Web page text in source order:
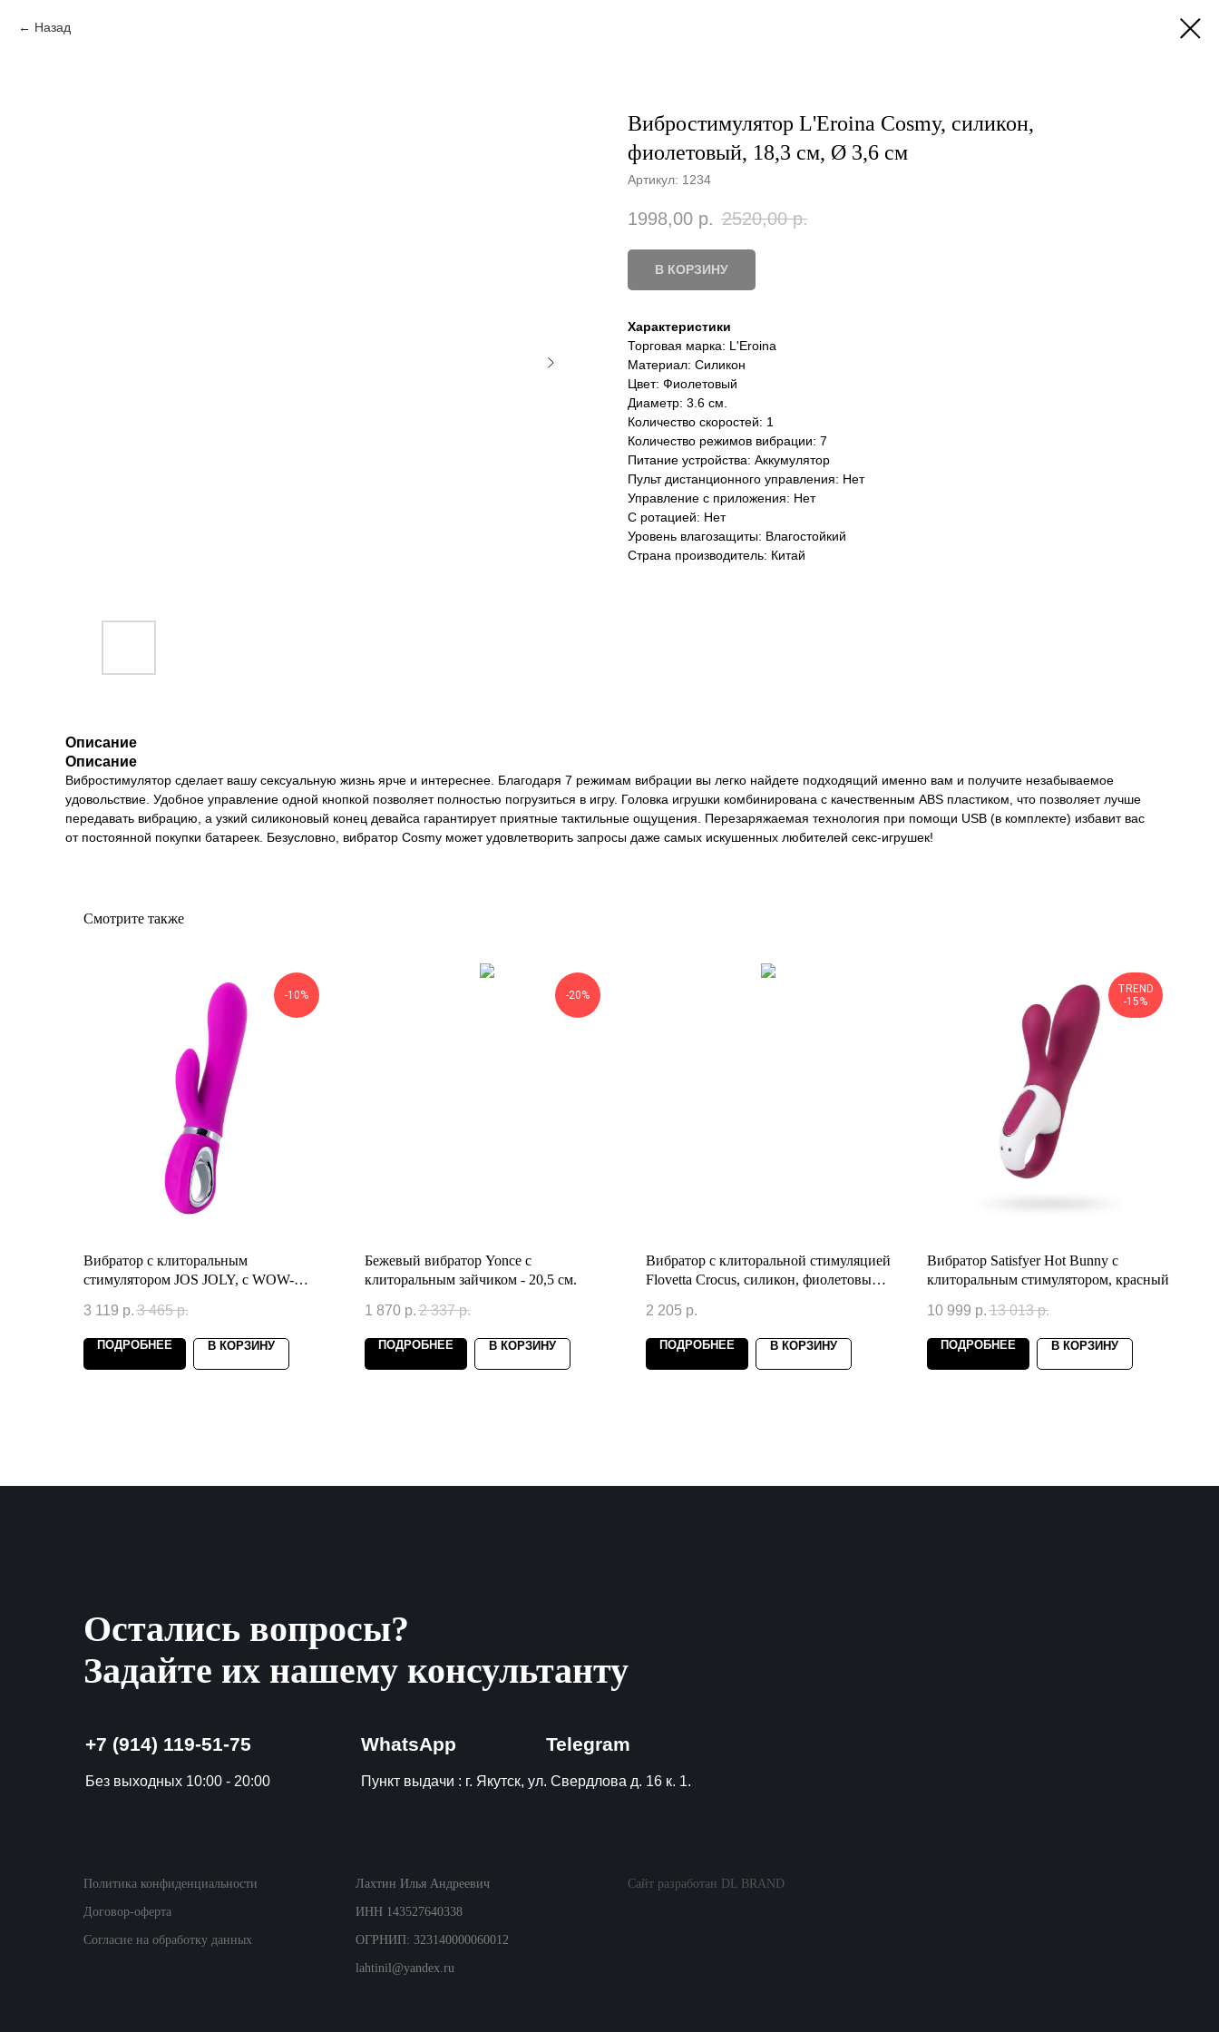
Назад
Вибростимулятор L'Eroina Cosmy, силикон,
фиолетовый, 18,3 см, Ø 3,6 см
Артикул: 1234
1998,00 р. 2520,00 р.
В КОРЗИНУ
Характеристики
Торговая марка: L'Eroina
Материал: Силикон
Цвет: Фиолетовый
Диаметр: 3.6 см.
Количество скоростей: 1
Количество режимов вибрации: 7
Питание устройства: Аккумулятор
Пульт дистанционного управления: Нет
Управление с приложения: Нет
С ротацией: Нет
Уровень влагозащиты: Влагостойкий
Страна производитель: Китай
Описание
Описание
Вибростимулятор сделает вашу сексуальную жизнь ярче и интереснее. Благодаря 7 режимам вибрации вы легко найдете подходящий именно вам и получите незабываемое
удовольствие. Удобное управление одной кнопкой позволяет полностью погрузиться в игру. Головка игрушки комбинирована с качественным ABS пластиком, что позволяет лучше
передавать вибрацию, а узкий силиконовый конец девайса гарантирует приятные тактильные ощущения. Перезаряжаемая технология при помощи USB (в комплекте) избавит вас
от постоянной покупки батареек. Безусловно, вибратор Cosmy может удовлетворить запросы даже самых искушенных любителей секс-игрушек!
Смотрите также
-10%
Вибратор с клиторальным
стимулятором JOS JOLY, с WOW-
см
3 119 р. 3 465 р.
ПОДРОБНЕЕ В КОРЗИНУ
-20%
Бежевый вибратор Yonce с
клиторальным зайчиком - 20,5 см.
1 870 р. 2 337 р.
ПОДРОБНЕЕ В КОРЗИНУ
Вибратор с клиторальной стимуляцией
Flovetta Crocus, силикон, фиолетовый,
2 205 р.
ПОДРОБНЕЕ В КОРЗИНУ
TREND
-15%
Вибратор Satisfyer Hot Bunny с
клиторальным стимулятором, красный
10 999 р. 13 013 р.
ПОДРОБНЕЕ В КОРЗИНУ
Остались вопросы?
Задайте их нашему консультанту
+7 (914) 119-51-75 WhatsApp Telegram
Без выходных 10:00 - 20:00 Пункт выдачи : г. Якутск, ул. Свердлова д. 16 к. 1.
Политика конфиденциальности
Договор-оферта
Согласие на обработку данных
Лахтин Илья Андреевич
ИНН 143527640338
ОГРНИП: 323140000060012
lahtinil@yandex.ru
Сайт разработан DL BRAND